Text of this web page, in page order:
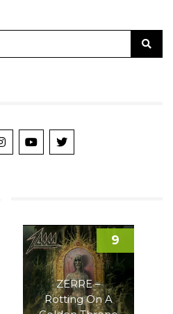
ZERRE –
Rotting On A
9